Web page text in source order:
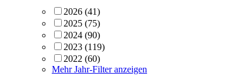
2026 (41)
2025 (75)
2024 (90)
2023 (119)
2022 (60)
Mehr Jahr-Filter anzeigen